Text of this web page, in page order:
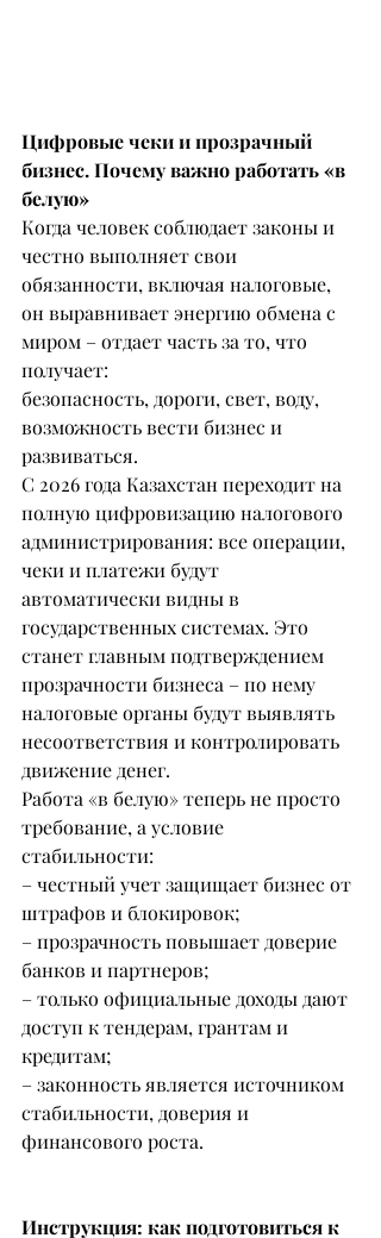
Цифровые чеки и прозрачный
бизнес. Почему важно работать «в
белую»
Когда человек соблюдает законы и
честно выполняет свои
обязанности, включая налоговые,
он выравнивает энергию обмена с
миром – отдает часть за то, что
получает:
безопасность, дороги, свет, воду,
возможность вести бизнес и
развиваться.
С 2026 года Казахстан переходит на
полную цифровизацию налогового
администрирования: все операции,
чеки и платежи будут
автоматически видны в
государственных системах. Это
станет главным подтверждением
прозрачности бизнеса – по нему
налоговые органы будут выявлять
несоответствия и контролировать
движение денег.
Работа «в белую» теперь не просто
требование, а условие
стабильности:
– честный учет защищает бизнес от
штрафов и блокировок;
– прозрачность повышает доверие
банков и партнеров;
– только официальные доходы дают
доступ к тендерам, грантам и
кредитам;
– законность является источником
стабильности, доверия и
финансового роста.
Инструкция: как подготовиться к